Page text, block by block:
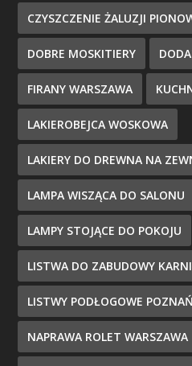
CZYSZCZENIE ŻALUZJI
DOBRE MOSKITIERY
FIRANY WARSZAWA
LAKIEROBEJCA WOSKOWA
LAKIERY DO DREWNA NA
LAMPA WISZĄCA DO SALONU
LAMPY STOJĄCE DO POKOJU
LISTWA DO ZABUDOWY
LISTWY PODŁOGOWE POZNAŃ
NAPRAWA ROLET WARSZAWA